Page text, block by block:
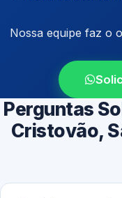
Nossa equipe faz o
Perguntas
Cristovão,